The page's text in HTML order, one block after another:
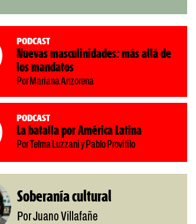
Podcast
Nuevas masculinidades: más allá de
los mandatos
Por Mariana Anzorena
Podcast
La batalla por América Latina
Por Telma Luzzani y Pablo Provitilo
Soberanía cultural
Por Juano Villafañe